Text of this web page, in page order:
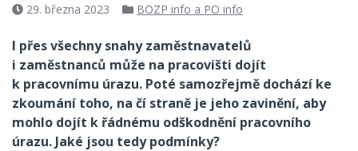
Datum
29. března 2023 Rubriky
BOZP info a PO info
I přes všechny snahy zaměstnavatelů
i zaměstnanců může na pracovišti dojít
k pracovnímu úrazu. Poté samozřejmě dochází ke
zkoumání toho, na čí straně je jeho zavinění, aby
mohlo dojít k řádnému odškodnění pracovního
úrazu. Jaké jsou tedy podmínky?